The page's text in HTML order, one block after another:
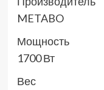
METABO
Мощность
1700 Вт
Вес